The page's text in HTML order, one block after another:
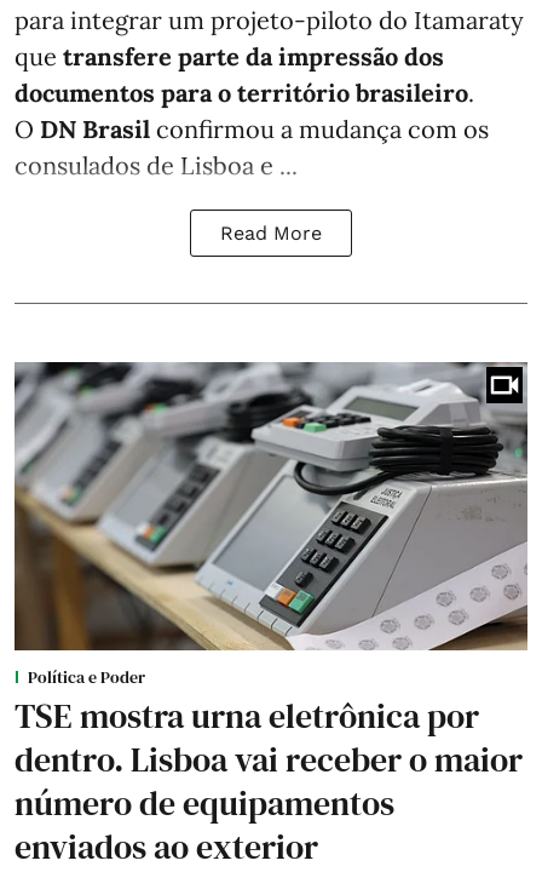
para integrar um projeto-piloto do Itamaraty
que transfere parte da impressão dos
documentos para o território brasileiro.
O DN Brasil confirmou a mudança com os
consulados de Lisboa e ...
Read More
Política e Poder
TSE mostra urna eletrônica por
dentro. Lisboa vai receber o maior
número de equipamentos
enviados ao exterior